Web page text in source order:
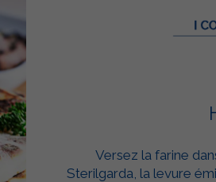
Versez la farine
Sterilgarda, la levure